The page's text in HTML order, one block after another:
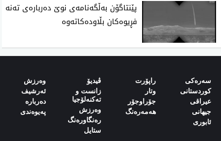
پێنتاگۆن به‌ڵگه‌نامه‌ی‌ نوێ ده‌رباره‌ی‌ ته‌نه‌
فڕیوه‌كان بڵاوده‌كاته‌وه‌
سەرەکی
کوردستانی
‌‌عیراقی‌
‌‌جیهانی‌
‌‌ئابوری‌
راپۆرت
وتار
جۆراوجۆر
هەمەرەنگ
ڤیدیۆ
زانست و
تەکنەلۆجیا
وەرزش
رەنگاورەنگ
ستایل‌
وەرزش‌
ئەرشیف
دەربارە‌
پەیوەندی‌